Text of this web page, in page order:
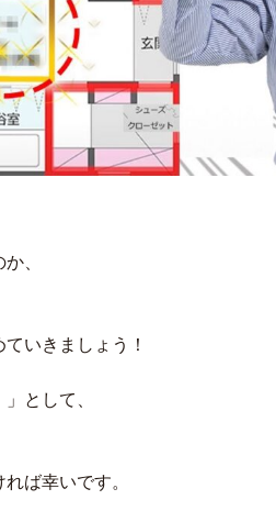
、
いきましょう！
として、
ば幸いです。